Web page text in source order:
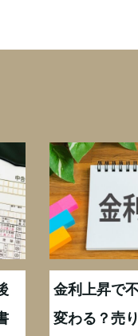
金利上昇で
変わる？売